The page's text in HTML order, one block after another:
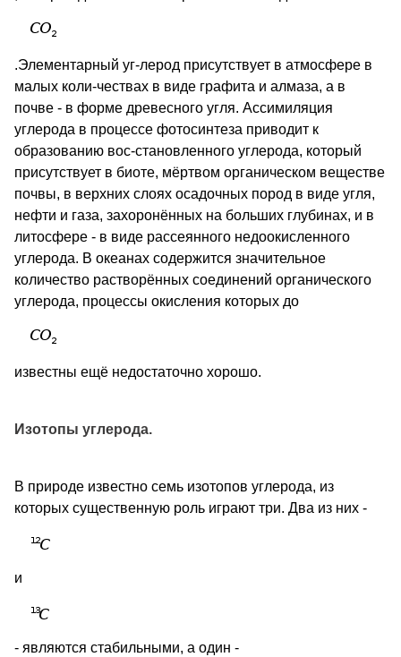
.Элементарный уг-лерод присутствует в атмосфере в
малых коли-чествах в виде графита и алмаза, а в
почве - в форме древесного угля. Ассимиляция
углерода в процессе фотосинтеза приводит к
образованию вос-становленного углерода, который
присутствует в биоте, мёртвом органическом веществе
почвы, в верхних слоях осадочных пород в виде угля,
нефти и газа, захоронённых на больших глубинах, и в
литосфере - в виде рассеянного недоокисленного
углерода. В океанах содержится значительное
количество растворённых соединений органического
углерода, процессы окисления которых до
известны ещё недостаточно хорошо.
Изотопы углерода.
В природе известно семь изотопов углерода, из
которых существенную роль играют три. Два из них -
и
- являются стабильными, а один -